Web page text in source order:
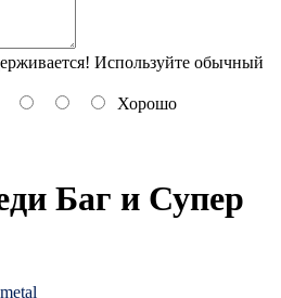
Используйте обычный
Хорошо
Баг и Супер